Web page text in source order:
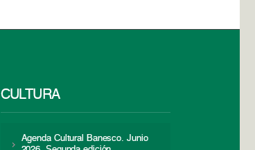
CULTURA
Agenda Cultural Banesco. Junio